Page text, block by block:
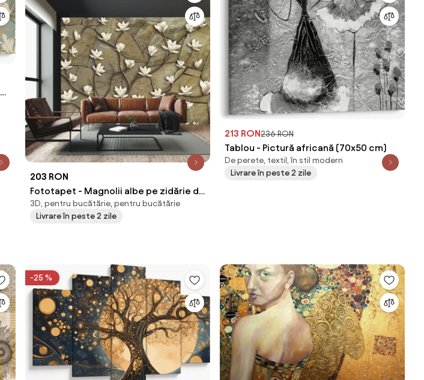
203 RON
Fototapet - Magnolii albe pe zidărie de
piatră (147x102 cm)
3D, pentru bucătărie, pentru bucătărie
Livrare în peste 2 zile
213 RON236 RON
Tablou - Pictură africană (70x50 cm)
De perete, textil, în stil modern
Livrare în peste 2 zile
-25 %